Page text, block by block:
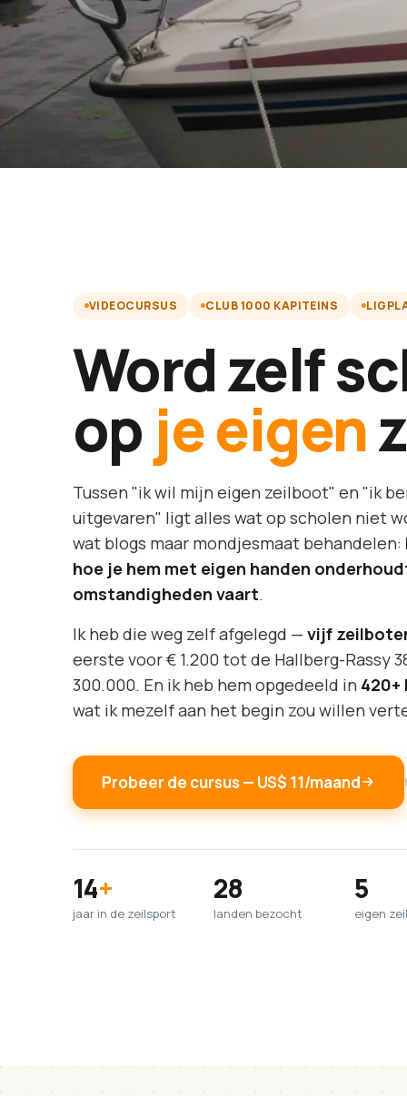
VIDEOCURSUS CLUB 1000 KAPITEINS
Word zelf
op je eigen
Tussen "ik wil mijn eigen zeilboot" en "ik
uitgevaren" ligt alles wat op scholen niet
wat blogs maar mondjesmaat behandelen:
hoe je hem met eigen handen
omstandigheden vaart.
Ik heb die weg zelf afgelegd — vijf
eerste voor € 1.200 tot de Hallberg-Rassy
300.000. En ik heb hem opgedeeld in 420+
wat ik mezelf aan het begin zou willen
Probeer de cursus — US$ 11/maand
14+
jaar in de zeilsport
28
landen bezocht
5
eigen